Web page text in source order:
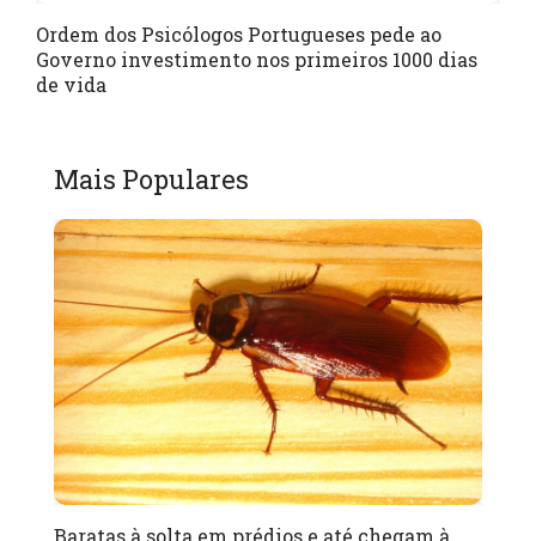
Ordem dos Psicólogos Portugueses pede ao
Governo investimento nos primeiros 1000 dias
de vida
Mais Populares
Baratas à solta em prédios e até chegam à